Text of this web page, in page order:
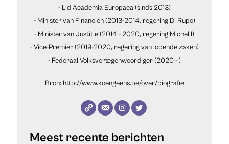
- Lid Academia Europaea (sinds 2013)
- Minister van Financiën (2013-2014, regering Di Rupo)
- Minister van Justitie (2014 - 2020, regering Michel I)
- Vice-Premier (2019-2020, regering van lopende zaken)
- Federaal Volksvertegenwoordiger (2020 - )
Bron: http://www.koengeens.be/over/biografie